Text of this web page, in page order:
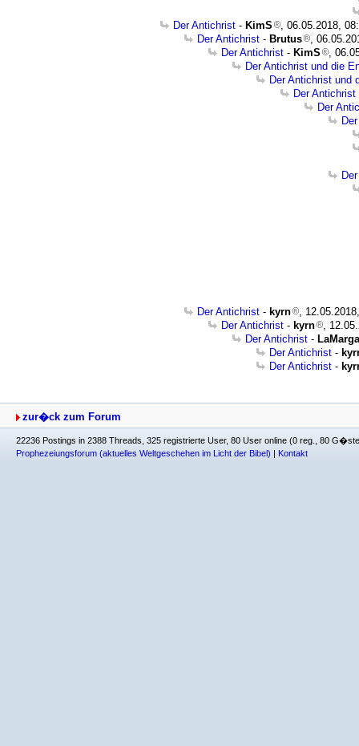
Der Antichrist - KimS
, 06.05.2018,
Der Antichrist - Brutus
,
Der Antichrist - KimS
,
Der Antichrist und die
Der Antichrist und
Der
Der
Der Antichrist - kyrn
,
Der Antichrist - kyrn
,
Der Antichrist -
Der Antichrist -
Der Antichrist -
zur�ck zum Forum
22236 Postings in 2388 Threads, 325 registrierte User, 80 User online (0 reg., 80
Prophezeiungsforum (aktuelles Weltgeschehen im Licht der Bibel) | Kontakt